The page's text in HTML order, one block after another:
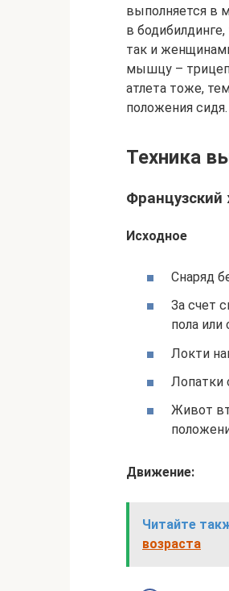
выполняется в
в
так и
мышцу –
атлета тоже,
положения сидя.
Техника
Французский
Исходное
Снаряд
За счет
пола
Локти
Лопатки
Живот
Движение:
Читайте
возраста